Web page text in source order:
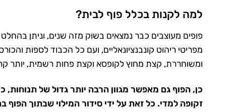
למה לקנות בכלל פוף לבית?
פופים מעוצבים כבר נמצאים בשוק מזה שנים, וניתן
מפריטי ריהוט קונבנציונאליים, ועם כל הכבוד לספות
ומשוחררת, קצת מחוץ לקופסא וקצת פחות רשמית, יותר
כן, הפוף גם מאפשר מגוון הרבה יותר גדול של
זקופה למדי. כל זאת על ידי סידור המילוי שבתוך